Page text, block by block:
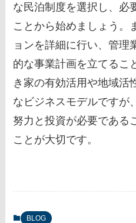
な民泊制度を選択し、必
ことから始めましょう。
ョンを詳細に行い、管理
的な事業計画を立てるこ
き家の有効活用や地域活
なビジネスモデルですが
努力と投資が必要である
ことが大切です。
BLOG